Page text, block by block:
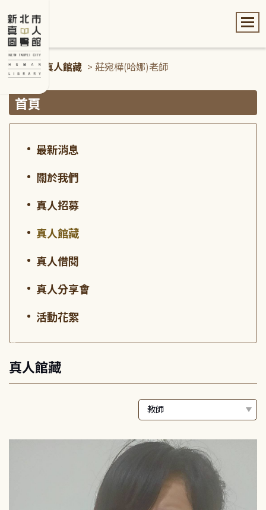
首頁 > 真人館藏 > 莊宛樺(哈娜)老師
首頁
最新消息
關於我們
真人招募
真人館藏
真人借閱
真人分享會
活動花絮
:::
真人館藏